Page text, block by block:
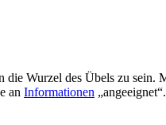
Wurzel des Übels zu sein.
an Informationen